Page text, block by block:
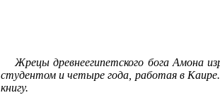
Жрецы древнеегипетского бога Амона
студентом и четыре года, работая в
книгу.